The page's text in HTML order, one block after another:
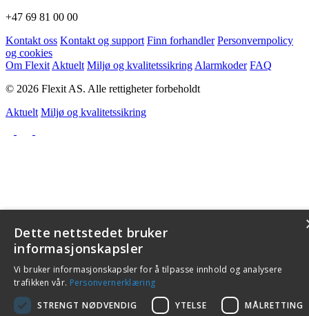
+47 69 81 00 00
Kontakt oss Kontakt og support Finn forhandler Personvernpolicy
og cookies
Om Flexit Aktuelt Miljø og kvalitetssikring Alarmkoder FAQ
© 2026 Flexit AS. Alle rettigheter forbeholdt
Aktuelt Miljø og kvalitetssikring
Dette nettstedet bruker
informasjonskapsler
Vi bruker informasjonskapsler for å tilpasse innhold og analysere
trafikken vår. Personvernerklæring
STRENGT NØDVENDIG
YTELSE MÅLRETTING